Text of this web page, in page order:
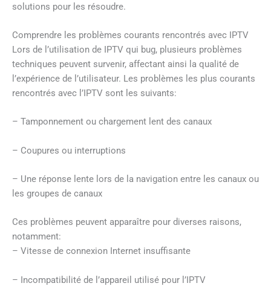
solutions pour les résoudre.
Comprendre les problèmes courants rencontrés avec IPTV
Lors de l’utilisation de IPTV qui bug, plusieurs problèmes
techniques peuvent survenir, affectant ainsi la qualité de
l’expérience de l’utilisateur. Les problèmes les plus courants
rencontrés avec l’IPTV sont les suivants:
– Tamponnement ou chargement lent des canaux
– Coupures ou interruptions
– Une réponse lente lors de la navigation entre les canaux ou
les groupes de canaux
Ces problèmes peuvent apparaître pour diverses raisons,
notamment:
– Vitesse de connexion Internet insuffisante
– Incompatibilité de l’appareil utilisé pour l’IPTV